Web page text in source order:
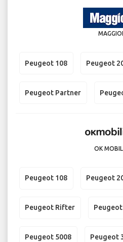
Peugeot 108 Peugeot
Peugeot Partner
OK
Peugeot 108 Peugeot
Peugeot Rifter
Peugeot 5008 Peugeot